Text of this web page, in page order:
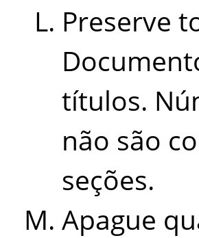
Preserve
títulos.
não são
seções.
Apague